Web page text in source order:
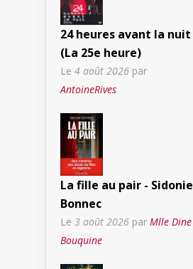
24 heures avant la nuit
(La 25e heure)
Le 4 août 2026 par
AntoineRives
La fille au pair - Sidonie
Bonnec
Le 3 août 2026 par Mlle Dine
Bouquine